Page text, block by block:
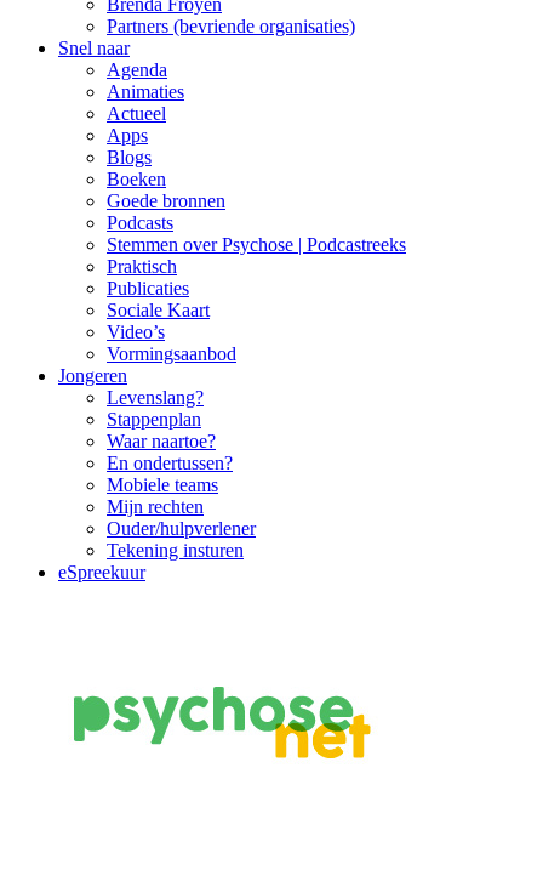
Brenda Froyen
Partners (bevriende organisaties)
Snel naar
Agenda
Animaties
Actueel
Apps
Blogs
Boeken
Goede bronnen
Podcasts
Stemmen over Psychose | Podcastreeks
Praktisch
Publicaties
Sociale Kaart
Video’s
Vormingsaanbod
Jongeren
Levenslang?
Stappenplan
Waar naartoe?
En ondertussen?
Mobiele teams
Mijn rechten
Ouder/hulpverlener
Tekening insturen
eSpreekuur